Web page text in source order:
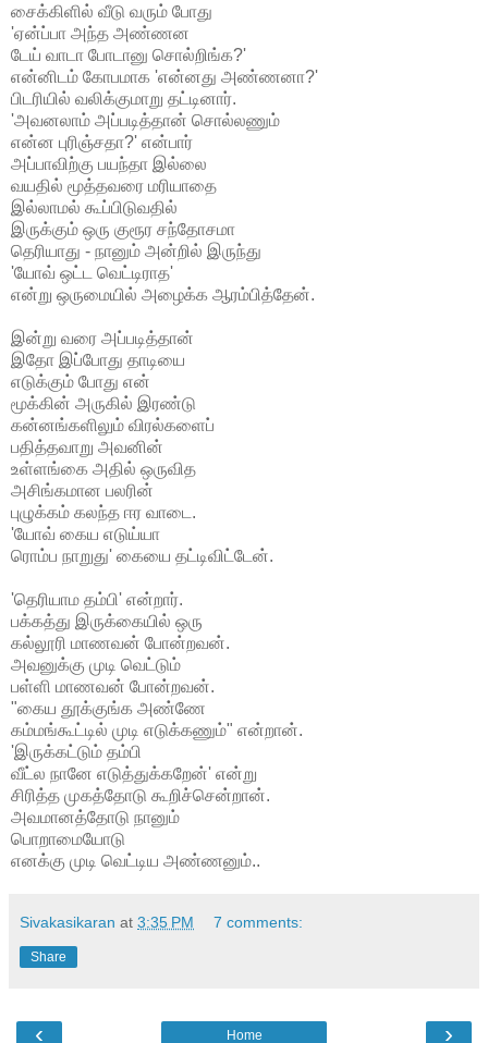
சைக்கிளில் வீடு வரும் போது
'ஏன்ப்பா அந்த அண்ணன
டேய் வாடா போடானு சொல்றிங்க?'
என்னிடம் கோபமாக 'என்னது அண்ணனா?'
பிடரியில் வலிக்குமாறு தட்டினார்.
'அவனலாம் அப்படித்தான் சொல்லணும்
என்ன புரிஞ்சதா?' என்பார்
அப்பாவிற்கு பயந்தா இல்லை
வயதில் மூத்தவரை மரியாதை
இல்லாமல் கூப்பிடுவதில்
இருக்கும் ஒரு குரூர சந்தோசமா
தெரியாது - நானும் அன்றில் இருந்து
'யோவ் ஒட்ட வெட்டிராத'
என்று ஒருமையில் அழைக்க ஆரம்பித்தேன்.
இன்று வரை அப்படித்தான்
இதோ இப்போது தாடியை
எடுக்கும் போது என்
மூக்கின் அருகில் இரண்டு
கன்னங்களிலும் விரல்களைப்
பதித்தவாறு அவனின்
உள்ளங்கை அதில் ஒருவித
அசிங்கமான பலரின்
புழுக்கம் கலந்த ஈர வாடை.
'யோவ் கைய எடுய்யா
ரொம்ப நாறுது' கையை தட்டிவிட்டேன்.
'தெரியாம தம்பி' என்றார்.
பக்கத்து இருக்கையில் ஒரு
கல்லூரி மாணவன் போன்றவன்.
அவனுக்கு முடி வெட்டும்
பள்ளி மாணவன் போன்றவன்.
"கைய தூக்குங்க அண்ணே
கம்மங்கூட்டில் முடி எடுக்கணும்" என்றான்.
'இருக்கட்டும் தம்பி
வீட்ல நானே எடுத்துக்கறேன்' என்று
சிரித்த முகத்தோடு கூறிச்சென்றான்.
அவமானத்தோடு நானும்
பொறாமையோடு
எனக்கு முடி வெட்டிய அண்ணனும்..
Sivakasikaran at 3:35 PM 7 comments:
Share
‹ ›
Home